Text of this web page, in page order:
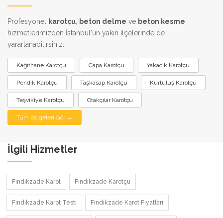
Profesyonel karotçu beton delme ve beton kesme
hizmetlerimizden İstanbul'un yakın ilçelerinde de
yararlanabilirsiniz:
Kağıthane Karotçu Çapa Karotçu Yakacık Karotçu
Pendik Karotçu Taşkasap Karotçu Kurtuluş Karotçu
Teşvikiye Karotçu Otakçılar Karotçu
Tüm Bölgeleri Gör →
İlgili Hizmetler
Fındıkzade Karot Fındıkzade Karotçu
Fındıkzade Karot Testi Fındıkzade Karot Fiyatları